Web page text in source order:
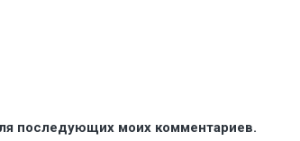
последующих моих комментариев.